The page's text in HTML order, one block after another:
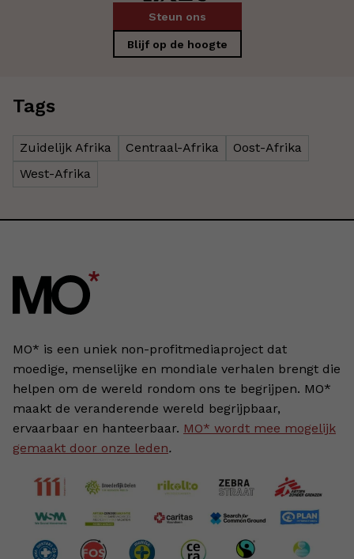
Steun ons
Blijf op de hoogte
Tags
Zuidelijk Afrika Centraal-Afrika
Oost-Afrika
West-Afrika
MO* is een uniek non-profitmediaproject dat
moedige, menselijke en mondiale verhalen brengt die
helpen om de wereld rondom ons te begrijpen. MO*
maakt de veranderende wereld begrijpbaar,
ervaarbaar en hanteerbaar. MO* wordt mee mogelijk
gemaakt door onze leden.